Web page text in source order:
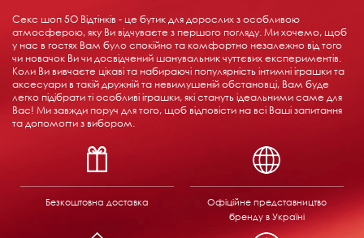
Секс шоп 5О Відтінків - це бутик для дорослих з особливою
атмосферою, яку Ви відчуваєте з першого погляду. Ми хочемо, щоб
у нас в гостях Вам було спокійно та комфортно незалежно від того
чи новачок Ви чи досвідчений шанувальник чуттєвих експериментів.
Коли Ви вивчаєте цікаві та набираючі популярність інтимні іграшки та
аксесуари в такій дружній та невимушеній обстановці, Вам буде
легко підібрати ті особливі іграшки, які стануть ідеальними саме для
Вас! Ми завжди поруч для того, щоб відповісти на всі Ваші запитання
та допомогти з вибором.
Безкоштовна доставка
Офіційне представництво
бренду в Україні